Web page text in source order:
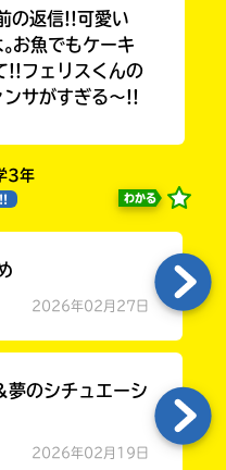
の返信!!可愛い
お魚でもケーキ
!!フェリスくんの
サがすぎる〜!!
3年
わかる
2026年02月27日
夢のシチュエーシ
2026年02月19日